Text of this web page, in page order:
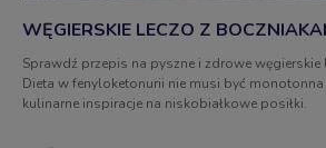
WĘGIERSKIE LECZO Z
Sprawdź przepis na pyszne i zdrowe węgierskie
Dieta w fenyloketonurii nie musi być
kulinarne inspiracje na niskobiałkowe posiłki.